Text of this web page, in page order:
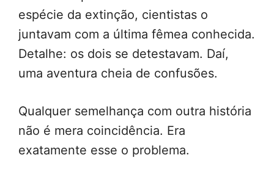
espécie da extinção, cientistas o
juntavam com a última fêmea conhecida.
Detalhe: os dois se detestavam. Daí,
uma aventura cheia de confusões.
Qualquer semelhança com outra história
não é mera coincidência. Era
exatamente esse o problema.